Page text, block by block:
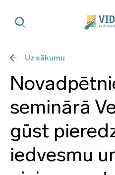
Uz sākumu
seminārā
gūst
iedvesmu